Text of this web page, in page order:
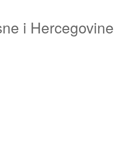
i Hercegovine